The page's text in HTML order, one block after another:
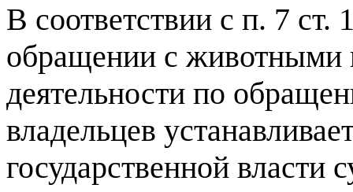
В соответствии с п. 7 ст.
обращении с животными
деятельности по
владельцев
государственной власти